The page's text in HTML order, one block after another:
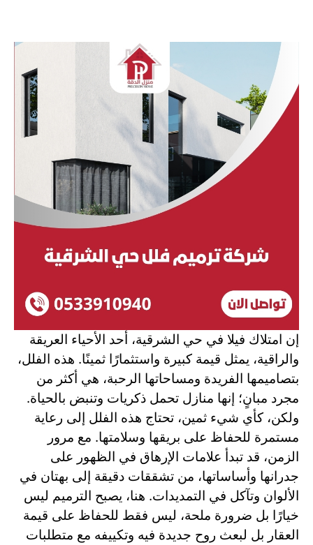
إن امتلاك فيلا في حي الشرقية، أحد الأحياء العريقة
والراقية، يمثل قيمة كبيرة واستثمارًا ثمينًا. هذه الفلل،
بتصاميمها الفريدة ومساحاتها الرحبة، هي أكثر من
مجرد مبانٍ؛ إنها منازل تحمل ذكريات وتنبض بالحياة.
ولكن، كأي شيء ثمين، تحتاج هذه الفلل إلى رعاية
مستمرة للحفاظ على بريقها وسلامتها. مع مرور
الزمن، قد تبدأ علامات الإرهاق في الظهور على
جدرانها وأساساتها، من تشققات دقيقة إلى بهتان في
الألوان وتآكل في التمديدات. هنا، يصبح الترميم ليس
خيارًا بل ضرورة ملحة، ليس فقط للحفاظ على قيمة
العقار بل لبعث روح جديدة فيه وتكييفه مع متطلبات